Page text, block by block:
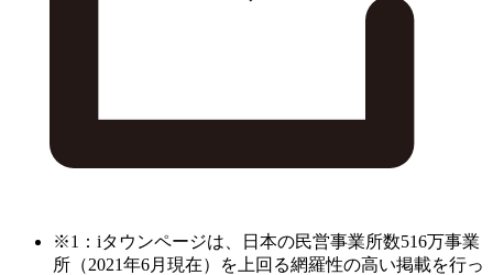
※1：iタウンページは、日本の民営事業所数516万事業
所（2021年6月現在）を上回る網羅性の高い掲載を行っ